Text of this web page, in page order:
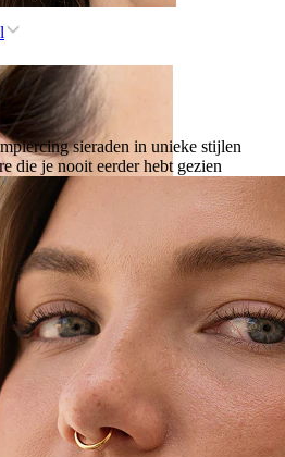
sieraden in unieke stijlen
die je nooit eerder hebt gezien